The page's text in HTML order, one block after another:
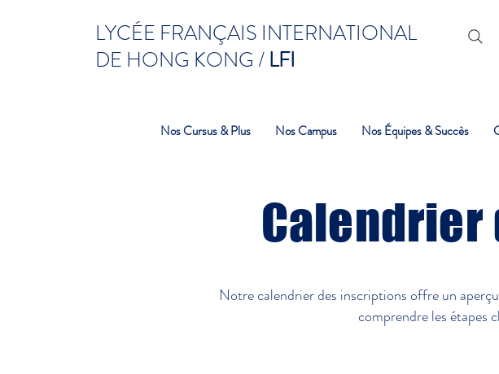
LYCÉE FRANÇAIS INTERNATIONAL
DE HONG KONG /LFI
Nos Cursus & Plus Nos Campus Nos Équipes & Succès
Notre calendrier des inscriptions offre un
comprendre les étapes